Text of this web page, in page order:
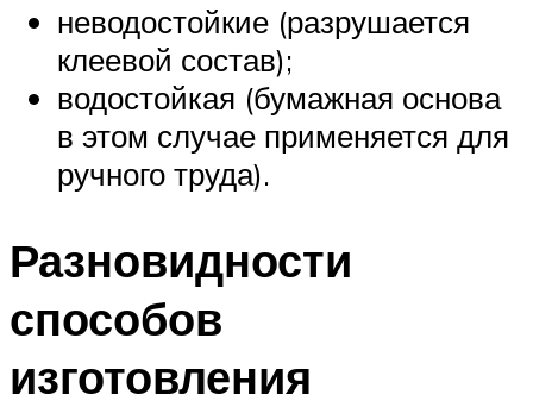
неводостойкие (разрушается
клеевой состав);
водостойкая (бумажная основа
в этом случае применяется для
ручного труда).
Разновидности
способов
изготовления